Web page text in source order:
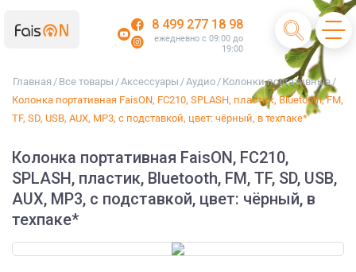
8 499 277 18 98
ежедневно с 09:00 до
19:00
Главная / Все товары / Аксессуары / Аудио / Колонки портативные /
Колонка портативная FaisON, FC210, SPLASH, пластик, Bluetooth, FM,
TF, SD, USB, AUX, MP3, с подставкой, цвет: чёрный, в техпаке*
Колонка портативная FaisON, FC210,
SPLASH, пластик, Bluetooth, FM, TF, SD, USB,
AUX, MP3, с подставкой, цвет: чёрный, в
техпаке*